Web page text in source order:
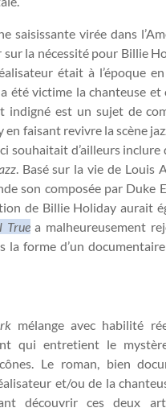
saisissante virée dans
sur la nécessité pour Billie
était à l’époque
été victime la chanteuse
indigné est un sujet de
en faisant revivre la scène
souhaitait d’ailleurs
. Basé sur la vie de Louis
son composée par
de Billie Holiday aurait
Truea malheureusement
la forme d’un
mélange avec habilité
qui entretient le
Le roman, bien
et/ou de la
découvrir ces deux